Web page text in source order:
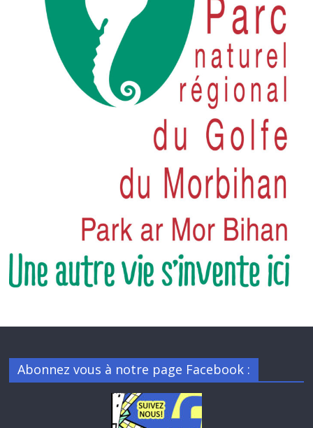
Abonnez vous à notre page Facebook :